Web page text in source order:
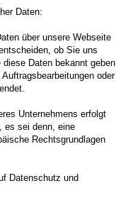
Daten:
über unsere Webseite
ob Sie uns
Daten bekannt geben
oder
Unternehmens erfolgt
es sei denn, eine
Rechtsgrundlagen
Datenschutz und